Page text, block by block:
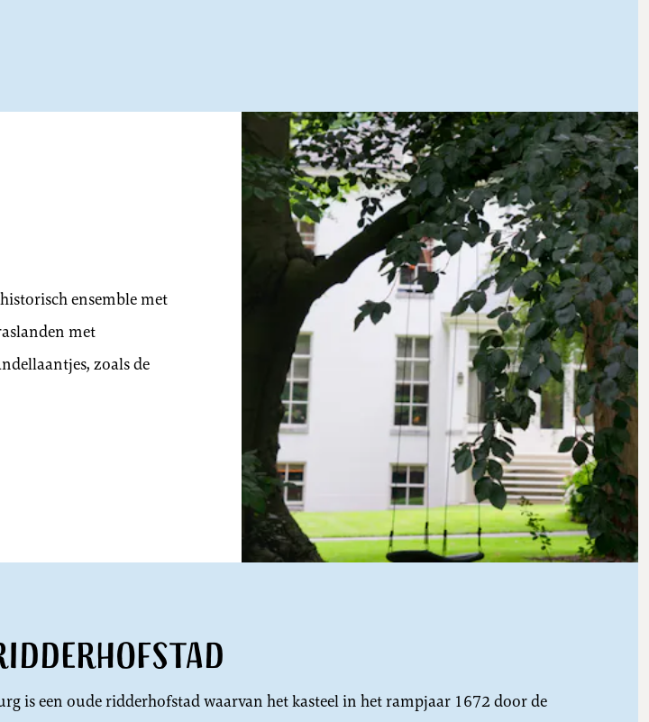
ensemble met
met
zoals de
is een oude ridderhofstad waarvan het kasteel in het rampjaar 1672 door de